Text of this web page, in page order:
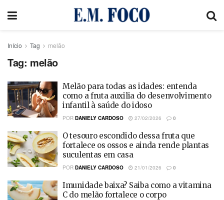
Início Tag melão
Tag: melão
Melão para todas as idades: entenda
como a fruta auxilia do desenvolvimento
infantil à saúde do idoso
POR DANIELY CARDOSO 27/02/2026 0
O tesouro escondido dessa fruta que
fortalece os ossos e ainda rende plantas
suculentas em casa
POR DANIELY CARDOSO 21/01/2026 0
Imunidade baixa? Saiba como a vitamina
C do melão fortalece o corpo